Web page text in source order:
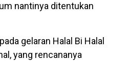
nantinya ditentukan
gelaran Halal Bi Halal
yang rencananya